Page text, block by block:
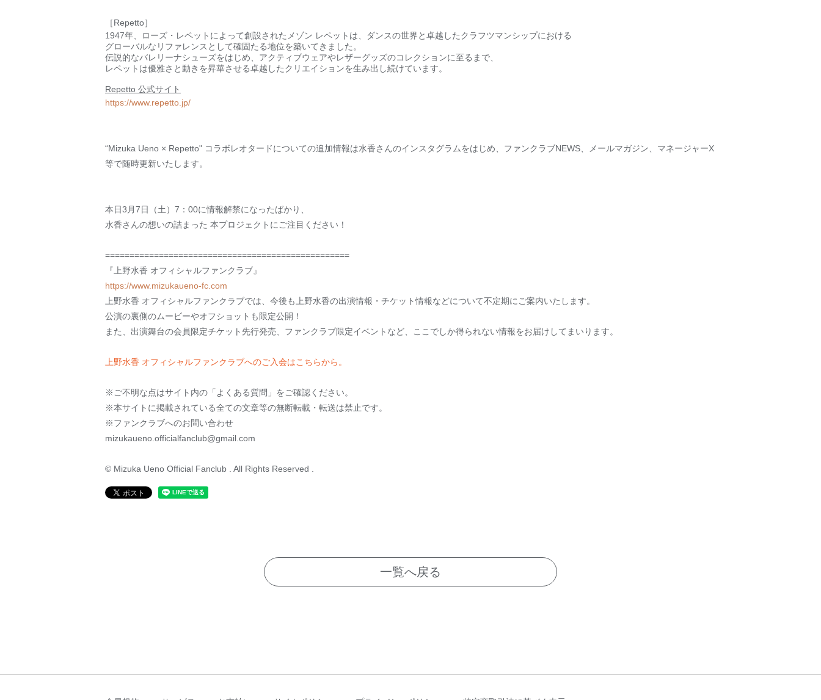
［Repetto］
1947年、ローズ・レペットによって創設されたメゾン レペットは、ダンスの世界と卓越したクラフツマンシップにおける
グローバルなリファレンスとして確固たる地位を築いてきました。
伝説的なバレリーナシューズをはじめ、アクティブウェアやレザーグッズのコレクションに至るまで、
レペットは優雅さと動きを昇華させる卓越したクリエイションを生み出し続けています。
Repetto 公式サイト
https://www.repetto.jp/
“Mizuka Ueno × Repetto" コラボレオタードについての追加情報は水香さんのインスタグラムをはじめ、ファンクラブNEWS、メールマガジン、マネージャーX
等で随時更新いたします。
本日3月7日（土）7：00に情報解禁になったばかり、
水香さんの想いの詰まった 本プロジェクトにご注目ください！
==================================================
『上野水香 オフィシャルファンクラブ』
https://www.mizukaueno-fc.com
上野水香 オフィシャルファンクラブでは、今後も上野水香の出演情報・チケット情報などについて不定期にご案内いたします。
公演の裏側のムービーやオフショットも限定公開！
また、出演舞台の会員限定チケット先行発売、ファンクラブ限定イベントなど、ここでしか得られない情報をお届けしてまいります。
上野水香 オフィシャルファンクラブへのご入会はこちらから。
※ご不明な点はサイト内の「よくある質問」をご確認ください。
※本サイトに掲載されている全ての文章等の無断転載・転送は禁止です。
※ファンクラブへのお問い合わせ
mizukaueno.officialfanclub@gmail.com
© Mizuka Ueno Official Fanclub . All Rights Reserved .
一覧へ戻る